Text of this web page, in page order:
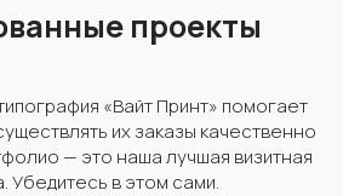
проекты
«Вайт Принт» помогает
их заказы качественно
— это наша лучшая визитная
Убедитесь в этом сами.